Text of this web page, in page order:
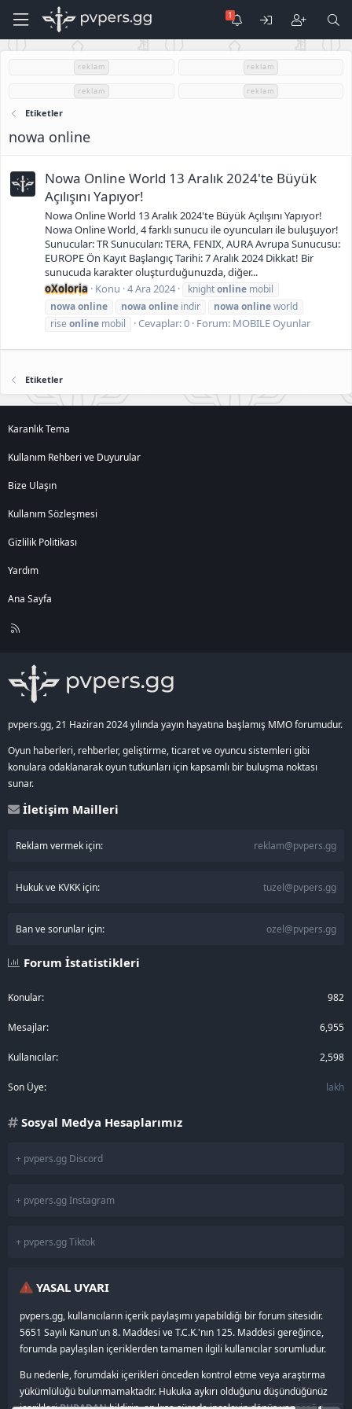
reklam reklam
reklam reklam
Etiketler
nowa online
Nowa Online World 13 Aralık 2024'te Büyük
Açılışını Yapıyor!
Nowa Online World 13 Aralık 2024'te Büyük Açılışını Yapıyor!
Nowa Online World, 4 farklı sunucu ile oyuncuları ile buluşuyor!
Sunucular: TR Sunucuları: TERA, FENIX, AURA Avrupa Sunucusu:
EUROPE Ön Kayıt Başlangıç Tarihi: 7 Aralık 2024 Dikkat! Bir
sunucuda karakter oluşturduğunuzda, diğer...
oXoloria Konu 4 Ara 2024 knightonline mobil
nowaonline nowaonline indir nowaonlineworld
rise online mobil Cevaplar: 0 Forum: MOBILE Oyunlar
Etiketler
Karanlık Tema
Kullanım Rehberi ve Duyurular
Bize Ulaşın
Kullanım Sözleşmesi
Gizlilik Politikası
Yardım
Ana Sayfa
R
pvpers.gg, 21 Haziran 2024 yılında yayın hayatına başlamış MMO forumudur.
Oyun haberleri, rehberler, geliştirme, ticaret ve oyuncu sistemleri gibi
konulara odaklanarak oyun tutkunları için kapsamlı bir buluşma noktası
sunar.
İletişim Mailleri
Reklam vermek için: reklam@pvpers.gg
Hukuk ve KVKK için: tuzel@pvpers.gg
Ban ve sorunlar için: ozel@pvpers.gg
Forum İstatistikleri
Konular 982
Mesajlar 6,955
Kullanıcılar 2,598
Son Üye lakh
Sosyal Medya Hesaplarımız
+ pvpers.gg Discord
+ pvpers.gg Instagram
+ pvpers.gg Tiktok
YASAL UYARI
pvpers.gg, kullanıcıların içerik paylaşımı yapabildiği bir forum sitesidir.
5651 Sayılı Kanun'un 8. Maddesi ve T.C.K.'nın 125. Maddesi gereğince,
forumda paylaşılan içeriklerden tamamen ilgili kullanıcılar sorumludur.
Bu nedenle, forumdaki içerikleri önceden kontrol etme veya araştırma
yükümlülüğü bulunmamaktadır. Hukuka aykırı olduğunu düşündüğünüz